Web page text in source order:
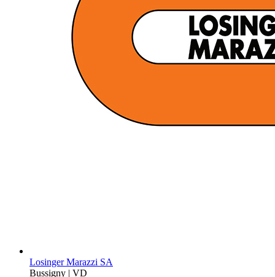
Losinger Marazzi SA
Bussigny | VD